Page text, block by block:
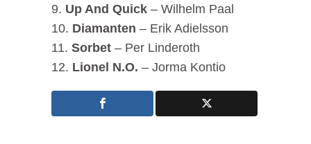
9. Up And Quick – Wilhelm Paal
10. Diamanten – Erik Adielsson
11. Sorbet – Per Linderoth
12. Lionel N.O. – Jorma Kontio